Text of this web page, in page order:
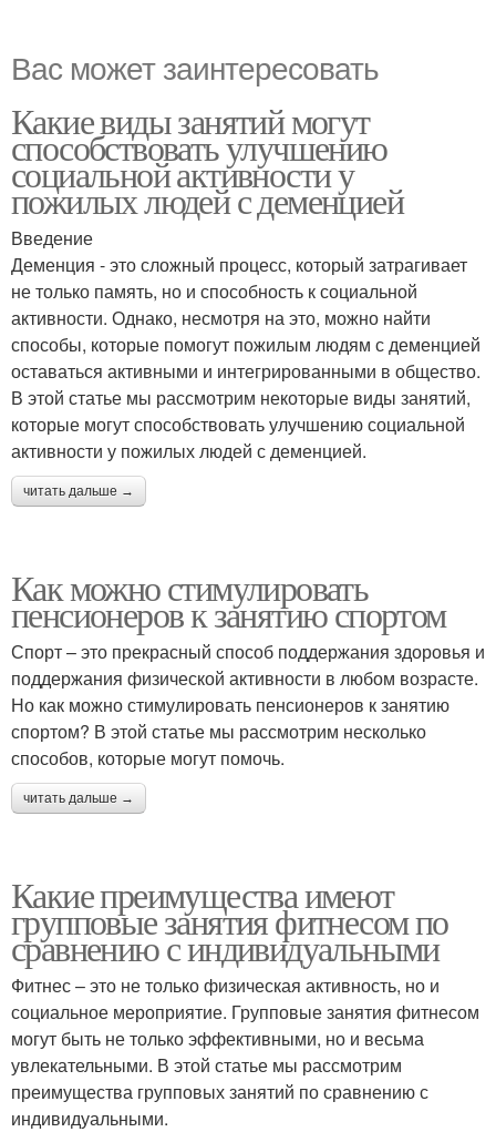
Вас может заинтересовать
Какие виды занятий могут
способствовать улучшению
социальной активности у
пожилых людей с деменцией
Введение
Деменция - это сложный процесс, который затрагивает
не только память, но и способность к социальной
активности. Однако, несмотря на это, можно найти
способы, которые помогут пожилым людям с деменцией
оставаться активными и интегрированными в общество.
В этой статье мы рассмотрим некоторые виды занятий,
которые могут способствовать улучшению социальной
активности у пожилых людей с деменцией.
читать дальше →
Как можно стимулировать
пенсионеров к занятию спортом
Спорт – это прекрасный способ поддержания здоровья и
поддержания физической активности в любом возрасте.
Но как можно стимулировать пенсионеров к занятию
спортом? В этой статье мы рассмотрим несколько
способов, которые могут помочь.
читать дальше →
Какие преимущества имеют
групповые занятия фитнесом по
сравнению с индивидуальными
Фитнес – это не только физическая активность, но и
социальное мероприятие. Групповые занятия фитнесом
могут быть не только эффективными, но и весьма
увлекательными. В этой статье мы рассмотрим
преимущества групповых занятий по сравнению с
индивидуальными.